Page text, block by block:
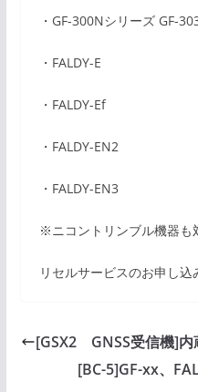
・GF-300Nシリーズ GF-
・FALDY-E
・FALDY-Ef
・FALDY-EN2
・FALDY-EN3
※ニコントリンブル機器も
リセルサービスのお申し込
[GSX2 GNSS受信機]内
[BC-5]GF-xx、